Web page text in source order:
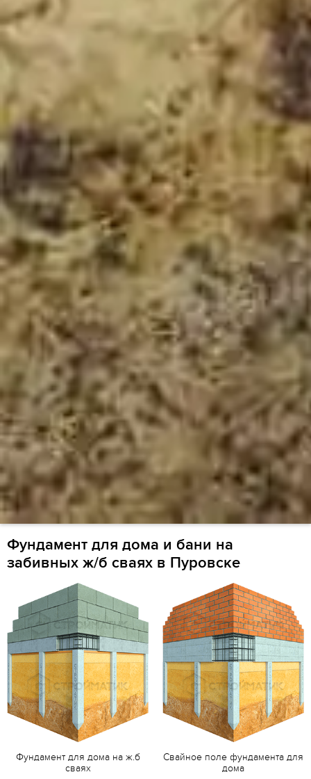
Фундамент для дома и бани на
забивных ж/б сваях в Пуровске
Фундамент для дома на ж.б
сваях
Свайное поле фундамента для
дома